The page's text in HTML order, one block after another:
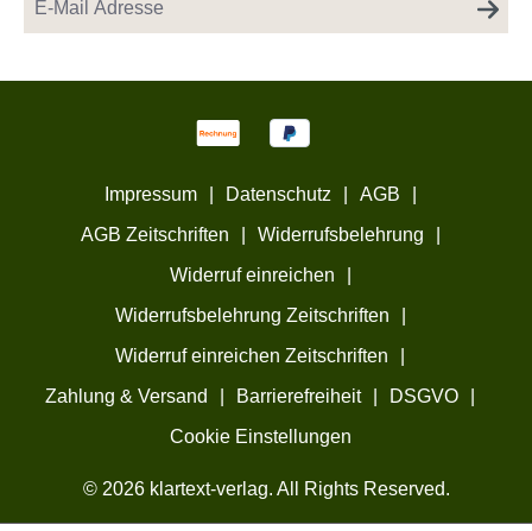
© 2026 klartext-verlag. All Rights Reserved.
Impressum Datenschutz AGB
AGB Zeitschriften
Widerrufsbelehrung
Widerruf einreichen
Widerrufsbelehrung Zeitschriften
Widerruf einreichen Zeitschriften
Zahlung & Versand
Barrierefreiheit DSGVO
Cookie Einstellungen